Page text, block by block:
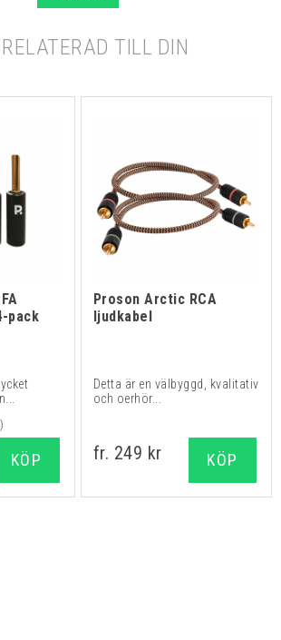
TILL DIN
pack
KÖP
Proson Arctic RCA
ljudkabel
Detta är en välbyggd, kvalitativ
och oerhör...
fr. 249 kr KÖP